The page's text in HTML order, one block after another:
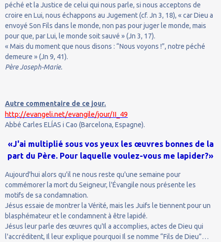
péché et la Justice de celui qui nous parle, si nous acceptons de
croire en Lui, nous échappons au Jugement (cf. Jn 3, 18), « car Dieu a
envoyé Son Fils dans le monde, non pas pour juger le monde, mais
pour que, par Lui, le monde soit sauvé » (Jn 3, 17).
« Mais du moment que nous disons : “Nous voyons !”, notre péché
demeure » (Jn 9, 41).
Père Joseph-Marie.
Autre commentaire de ce jour.
http://evangeli.net/evangile/jour/II_49
Abbé Carles ELÍAS i Cao (Barcelona, Espagne).
«J'ai multiplié sous vos yeux les œuvres bonnes de la
part du Père. Pour laquelle voulez-vous me lapider?»
Aujourd'hui alors qu'il ne nous reste qu'une semaine pour
commémorer la mort du Seigneur, l'Évangile nous présente les
motifs de sa condamnation.
Jésus essaie de montrer la Vérité, mais les Juifs le tiennent pour un
blasphémateur et le condamnent à être lapidé.
Jésus leur parle des œuvres qu'Il a accomplies, actes de Dieu qui
l'accréditent, Il leur explique pourquoi Il se nomme “Fils de Dieu”…